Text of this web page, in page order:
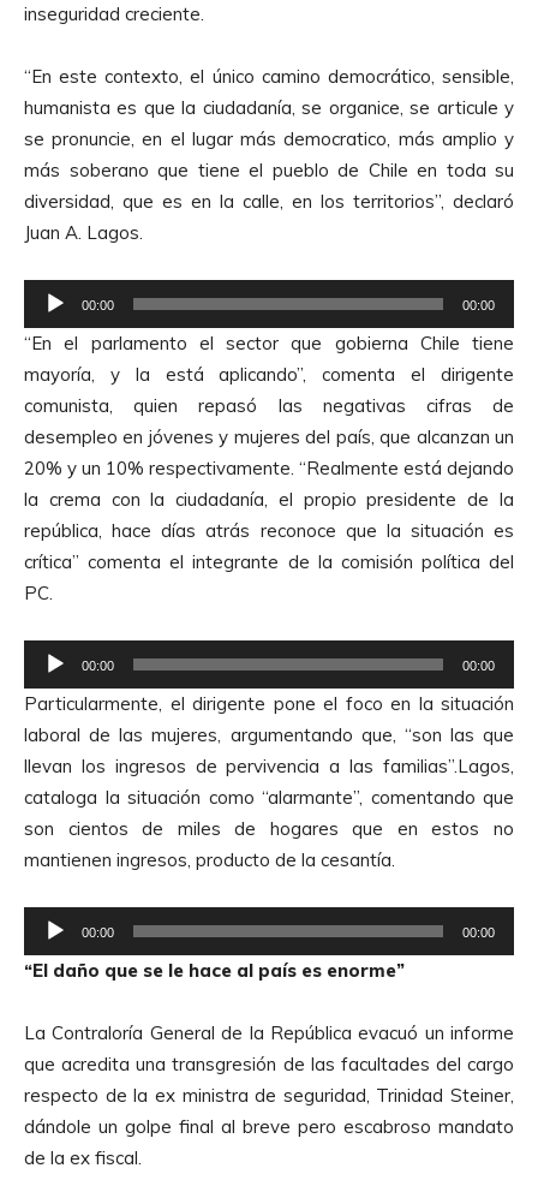
inseguridad creciente.
“En este contexto, el único camino democrático, sensible,
humanista es que la ciudadanía, se organice, se articule y
se pronuncie, en el lugar más democratico, más amplio y
más soberano que tiene el pueblo de Chile en toda su
diversidad, que es en la calle, en los territorios”, declaró
Juan A. Lagos.
e
p
r
o
d
u
c
t
o
r
d
A
u
d
i
o
00:00 00:00
“En el parlamento el sector que gobierna Chile tiene
mayoría, y la está aplicando”, comenta el dirigente
comunista, quien repasó las negativas cifras de
desempleo en jóvenes y mujeres del país, que alcanzan un
20% y un 10% respectivamente. “Realmente está dejando
la crema con la ciudadanía, el propio presidente de la
república, hace días atrás reconoce que la situación es
crítica” comenta el integrante de la comisión política del
PC.
e
p
r
o
d
u
c
t
r
e
A
u
d
i
00:00 00:00
Particularmente, el dirigente pone el foco en la situación
laboral de las mujeres, argumentando que, “son las que
llevan los ingresos de pervivencia a las familias”.Lagos,
cataloga la situación como “alarmante”, comentando que
son cientos de miles de hogares que en estos no
mantienen ingresos, producto de la cesantía.
e
o
d
u
c
t
00:00 00:00
“El daño que se le hace al país es enorme”
La Contraloría General de la República evacuó un informe
que acredita una transgresión de las facultades del cargo
respecto de la ex ministra de seguridad, Trinidad Steiner,
dándole un golpe final al breve pero escabroso mandato
de la ex fiscal.